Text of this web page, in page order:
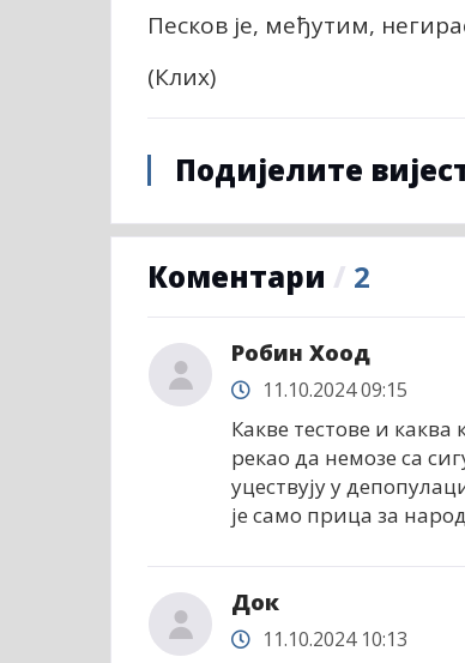
Песков је, међутим,
(Клиx)
Подијелите
Коментари / 2
Робин Хоод
11.10.2024 09:15
Какве тестове и каква
рекао да немозе са
уцествују у
је само прица за
Док
11.10.2024 10:13